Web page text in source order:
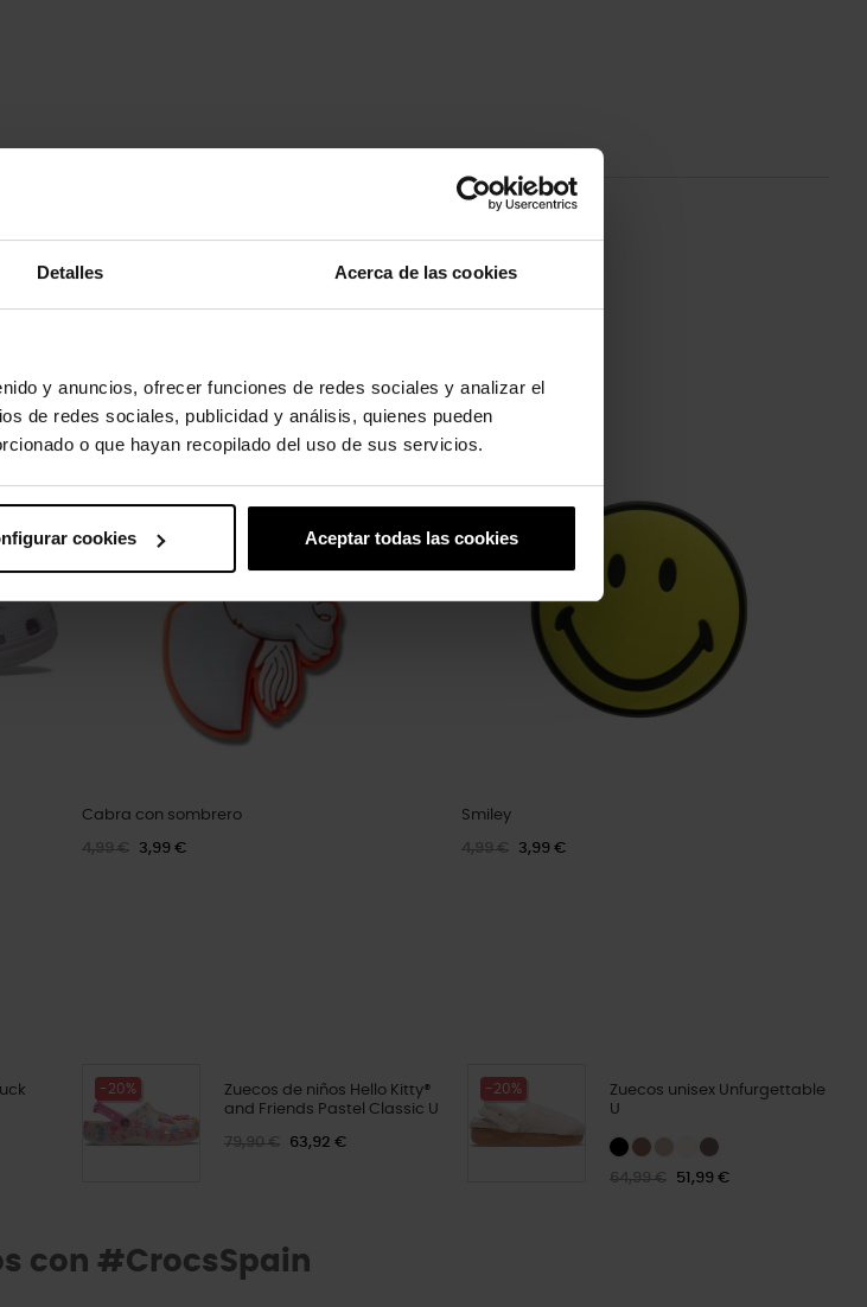
Detalles Acerca de las cookies
y anuncios, ofrecer funciones de redes sociales y analizar el
de redes sociales, publicidad y análisis, quienes pueden
o que hayan recopilado del uso de sus servicios.
cookies Aceptar todas las cookies
comprado:
-20%
Cabra con sombrero
4,99 € 3,99 €
Smiley
4,99 € 3,99 €
-20%
Zuecos de niños Hello Kitty®
and Friends Pastel Classic U
79,90 € 63,92 €
-20%
Zuecos unisex Unfurgettable
U
64,99 € 51,99 €
con #CrocsSpain